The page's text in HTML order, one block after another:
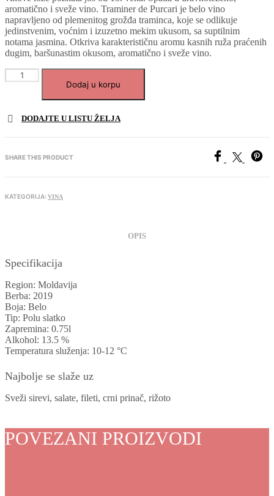
aromatično i sveže vino. Traminer de Purcari je belo vino
napravljeno od plemenitog grožđa traminca, koje se odlikuje
jedinstvenim, voćnim i izuzetno mekim ukusom, sa suptilnim
notama jasmina. Otkriva karakterističnu aromu kasnih ruža praćenih
dugim, baršunastim okusom, aromatično i sveže vino.
Traminer
količina
Dodaj u korpu
DODAJTE U LISTU ŽELJA
SHARE THIS PRODUCT
KATEGORIJA: VINA
OPIS
Specifikacija
Region: Moldavija
Berba: 2019
Boja: Belo
Tip: Polu slatko
Zapremina: 0.75l
Alkohol: 13.5 %
Temperatura služenja: 10-12 °C
Najbolje se slaže uz
Sveži sirevi, salate, fileti, crni prinač, rižoto
POVEZANI PROIZVODI